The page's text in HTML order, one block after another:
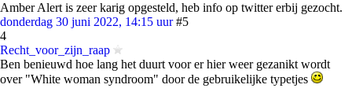
Amber Alert is zeer karig opgesteld, heb info op twitter erbij gezocht.
donderdag 30 juni 2022, 14:15 uur #5
4
Recht_voor_zijn_raap
Ben benieuwd hoe lang het duurt voor er hier weer gezanikt wordt
over "White woman syndroom" door de gebruikelijke typetjes